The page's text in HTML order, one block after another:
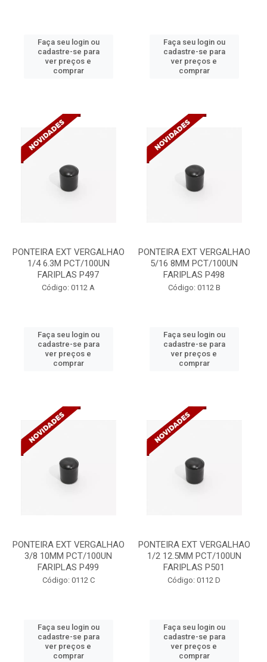
Faça seu login ou
cadastre-se para
ver preços e
comprar
Faça seu login ou
cadastre-se para
ver preços e
comprar
PONTEIRA EXT VERGALHAO
1/4 6.3M PCT/100UN
FARIPLAS P497
Código: 0112 A
Faça seu login ou
cadastre-se para
ver preços e
comprar
PONTEIRA EXT VERGALHAO
5/16 8MM PCT/100UN
FARIPLAS P498
Código: 0112 B
Faça seu login ou
cadastre-se para
ver preços e
comprar
PONTEIRA EXT VERGALHAO
3/8 10MM PCT/100UN
FARIPLAS P499
Código: 0112 C
Faça seu login ou
cadastre-se para
ver preços e
comprar
PONTEIRA EXT VERGALHAO
1/2 12.5MM PCT/100UN
FARIPLAS P501
Código: 0112 D
Faça seu login ou
cadastre-se para
ver preços e
comprar